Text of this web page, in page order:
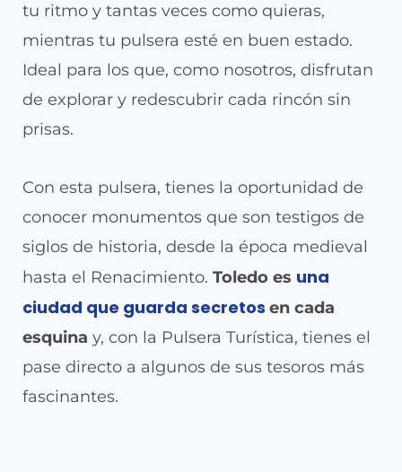
tu ritmo y tantas veces como quieras,
mientras tu pulsera esté en buen estado.
Ideal para los que, como nosotros, disfrutan
de explorar y redescubrir cada rincón sin
prisas.
Con esta pulsera, tienes la oportunidad de
conocer monumentos que son testigos de
siglos de historia, desde la época medieval
hasta el Renacimiento. Toledo es una
ciudad que guarda secretos en cada
esquina y, con la Pulsera Turística, tienes el
pase directo a algunos de sus tesoros más
fascinantes.